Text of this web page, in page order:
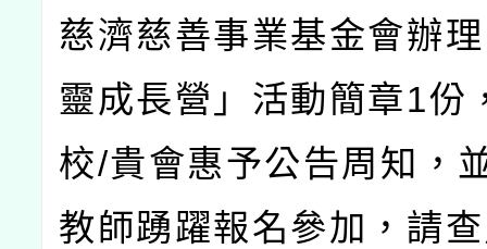
慈濟慈善事業基金會辦
靈成長營」活動簡章1份
校/貴會惠予公告周知，
教師踴躍報名參加，請